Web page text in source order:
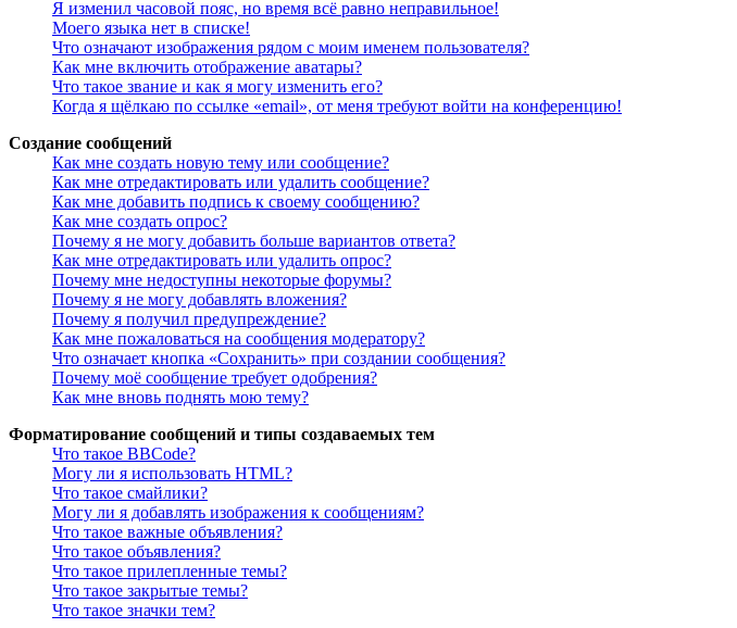
Я изменил часовой пояс, но время всё равно неправильное!
Моего языка нет в списке!
Что означают изображения рядом с моим именем пользователя?
Как мне включить отображение аватары?
Что такое звание и как я могу изменить его?
Когда я щёлкаю по ссылке «email», от меня требуют войти на конференцию!
Создание сообщений
Как мне создать новую тему или сообщение?
Как мне отредактировать или удалить сообщение?
Как мне добавить подпись к своему сообщению?
Как мне создать опрос?
Почему я не могу добавить больше вариантов ответа?
Как мне отредактировать или удалить опрос?
Почему мне недоступны некоторые форумы?
Почему я не могу добавлять вложения?
Почему я получил предупреждение?
Как мне пожаловаться на сообщения модератору?
Что означает кнопка «Сохранить» при создании сообщения?
Почему моё сообщение требует одобрения?
Как мне вновь поднять мою тему?
Форматирование сообщений и типы создаваемых тем
Что такое BBCode?
Могу ли я использовать HTML?
Что такое смайлики?
Могу ли я добавлять изображения к сообщениям?
Что такое важные объявления?
Что такое объявления?
Что такое прилепленные темы?
Что такое закрытые темы?
Что такое значки тем?